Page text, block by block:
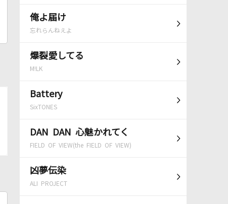
俺よ届け
忘れらんねえよ
爆裂愛してる
M!LK
Battery
SixTONES
DAN DAN 心魅かれてく
FIELD OF VIEW(the FIELD OF VIEW)
凶夢伝染
ALI PROJECT